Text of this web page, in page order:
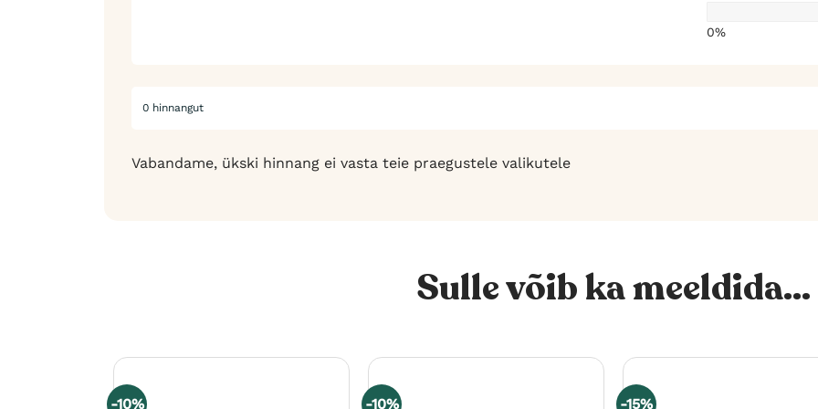
0%
0 hinnangut
Vabandame, ükski hinnang ei vasta teie praegustele valikutele
Sulle võib ka meeldida...
-10% -10% -15%